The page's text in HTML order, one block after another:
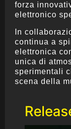
forza
elettronico
In
continua a
elettronica
unica di
sperimentali
scena della